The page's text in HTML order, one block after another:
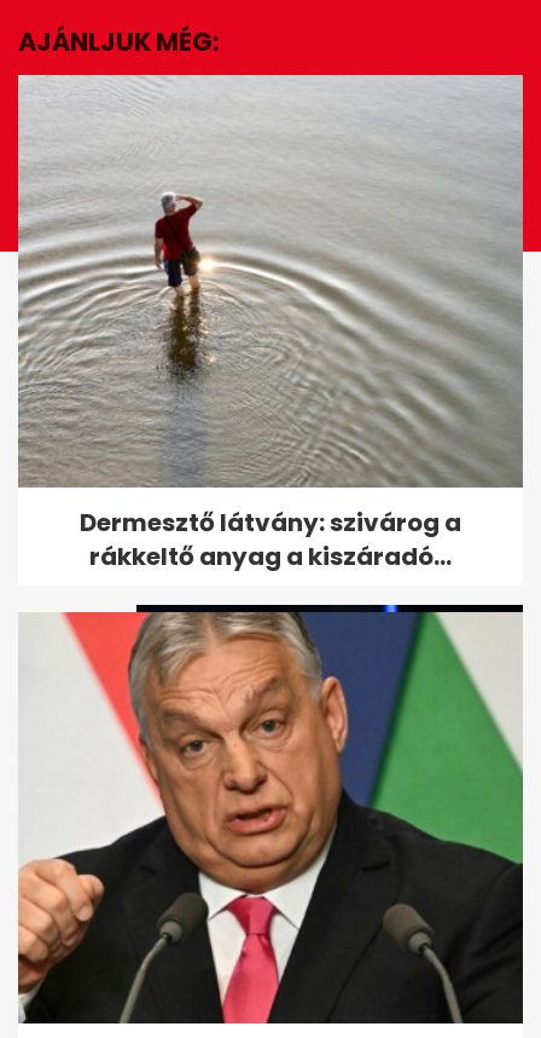
EZ IS ÉRDEKELHET
Story: Varga Juditot táncolni
hívta a TV2
Visszatér a Győzike Show - A
Gáspár család elhagyta az
RTL-t
AJÁNLJUK MÉG:
Dermesztő látvány: szivárog a
rákkeltő anyag a kiszáradó...